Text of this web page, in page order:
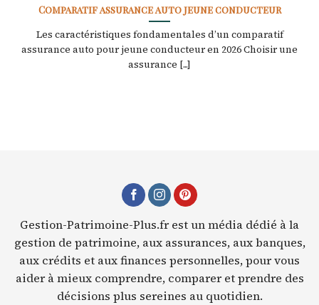
Comparatif assurance auto jeune conducteur
Les caractéristiques fondamentales d’un comparatif
assurance auto pour jeune conducteur en 2026 Choisir une
assurance [...]
Gestion-Patrimoine-Plus.fr est un média dédié à la
gestion de patrimoine, aux assurances, aux banques,
aux crédits et aux finances personnelles, pour vous
aider à mieux comprendre, comparer et prendre des
décisions plus sereines au quotidien.